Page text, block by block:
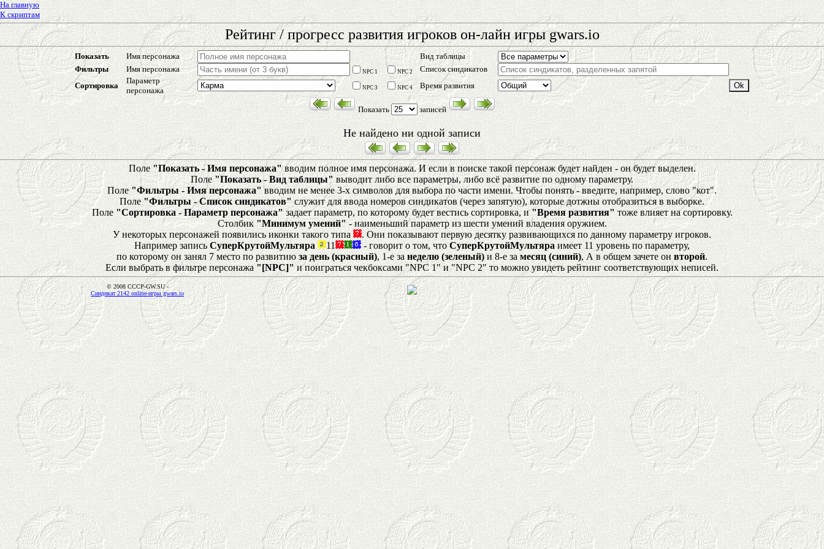
На главную
К скриптам
Рейтинг / прогресс развития игроков он-лайн игры gwars.io
Показать Имя персонажа
Вид таблицы
Фильтры
Имя персонажа NPC 1 NPC 2
Список синдикатов
Сортировка
Параметр
персонажа
NPC 3 NPC 4 Время развития
Показать записей
Не найдено ни одной записи
Поле"Показать - Имя персонажа"вводим полное имя персонажа. И если в поиске такой персонаж будет найден - он будет выделен.
Поле"Показать - Вид таблицы"выводит либо все параметры, либо всё развитие по одному параметру.
Поле "Фильтры - Имя персонажа" вводим не менее 3-х символов для выбора по части имени. Чтобы понять - введите, например, слово "кот".
Поле "Фильтры - Список синдикатов" служит для ввода номеров синдикатов (через запятую), которые дотжны отобразиться в выборке.
Поле "Сортировка - Параметр персонажа"задает параметр, по которому будет вестись сортировка, и"Время развития"тоже влияет на сортировку.
Столбик "Минимум умений" - наименьший параметр из шести умений владения оружием.
У некоторых персонажей появились иконки такого типа
. Они показывают первую десятку развивающихся по данному параметру игроков.
Например запись СуперКрутойМультяра 11 - говорит о том, что СуперКрутойМультяра имеет 11 уровень по параметру,
по которому он занял 7 место по развитиюза день (красный), 1-е за неделю (зеленый) и 8-е за месяц (синий), А в общем зачете он второй.
Если выбрать в фильтре персонажа "[NPC]"и поиграться чекбоксами "NPC 1" и "NPC 2" то можно увидеть рейтинг соответствующих неписей.
© 2008 CCCP-GW.SU -
Синдикат 2142 online-игры gwars.io